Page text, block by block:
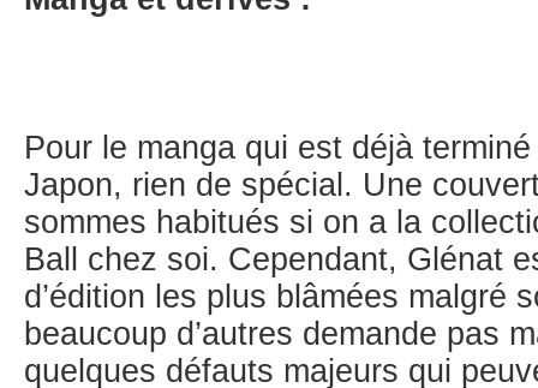
Pour le manga qui est déjà
Japon, rien de spécial. Une
sommes habitués si on a la
Ball chez soi. Cependant, Glénat
d’édition les plus blâmées malgré
beaucoup d’autres demande pas
quelques défauts majeurs qui